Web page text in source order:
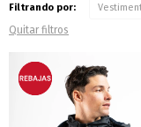
Filtrando por:
Quitar filtros